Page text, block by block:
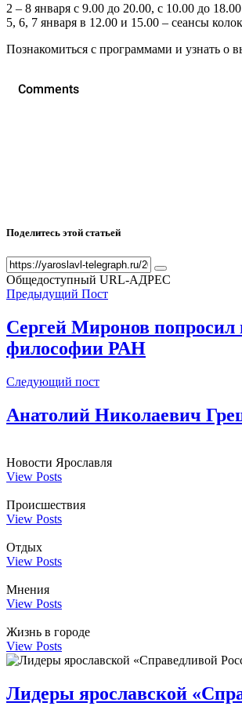
2 – 8 января с 9.00 до 20.00, с 10.00 до 18.00
5, 6, 7 января в 12.00 и 15.00 – сеансы
Познакомиться с программами и узнать о
Поделитесь этой статьей
Общедоступный URL-АДРЕС
Предыдущий Пост
Сергей Миронов попросил
философии РАН
Следующий пост
Анатолий Николаевич
Новости Ярославля
View Posts
Происшествия
View Posts
Отдых
View Posts
Мнения
View Posts
Жизнь в городе
View Posts
Лидеры ярославской